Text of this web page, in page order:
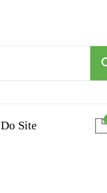
Site